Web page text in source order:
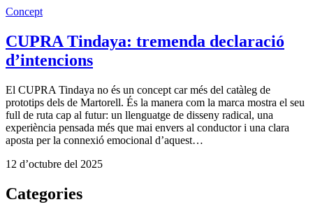
Concept
CUPRA Tindaya: tremenda declaració
d’intencions
El CUPRA Tindaya no és un concept car més del catàleg de
prototips dels de Martorell. És la manera com la marca mostra el seu
full de ruta cap al futur: un llenguatge de disseny radical, una
experiència pensada més que mai envers al conductor i una clara
aposta per la connexió emocional d’aquest…
12 d’octubre del 2025
Categories